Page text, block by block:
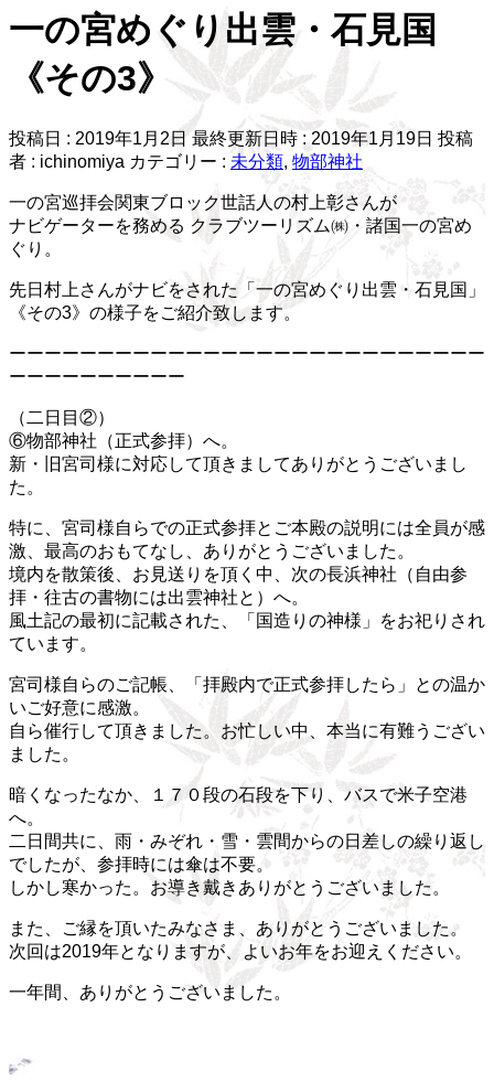
一の宮めぐり出雲・石見国
《その3》
投稿日 : 2019年1月2日 最終更新日時 : 2019年1月19日 投稿
者 : ichinomiya カテゴリー : 未分類, 物部神社
一の宮巡拝会関東ブロック世話人の村上彰さんが
ナビゲーターを務める クラブツーリズム㈱・諸国一の宮め
ぐり。
先日村上さんがナビをされた「一の宮めぐり出雲・石見国」
《その3》の様子をご紹介致します。
ーーーーーーーーーーーーーーーーーーーーーーーーーーー
ーーーーーーーーーー
（二日目②）
⑥物部神社（正式参拝）へ。
新・旧宮司様に対応して頂きましてありがとうございまし
た。
特に、宮司様自らでの正式参拝とご本殿の説明には全員が感
激、最高のおもてなし、ありがとうございました。
境内を散策後、お見送りを頂く中、次の長浜神社（自由参
拝・往古の書物には出雲神社と）へ。
風土記の最初に記載された、「国造りの神様」をお祀りされ
ています。
宮司様自らのご記帳、「拝殿内で正式参拝したら」との温か
いご好意に感激。
自ら催行して頂きました。お忙しい中、本当に有難うござい
ました。
暗くなったなか、１７０段の石段を下り、バスで米子空港
へ。
二日間共に、雨・みぞれ・雪・雲間からの日差しの繰り返し
でしたが、参拝時には傘は不要。
しかし寒かった。お導き戴きありがとうございました。
また、ご縁を頂いたみなさま、ありがとうございました。
次回は2019年となりますが、よいお年をお迎えください。
一年間、ありがとうございました。